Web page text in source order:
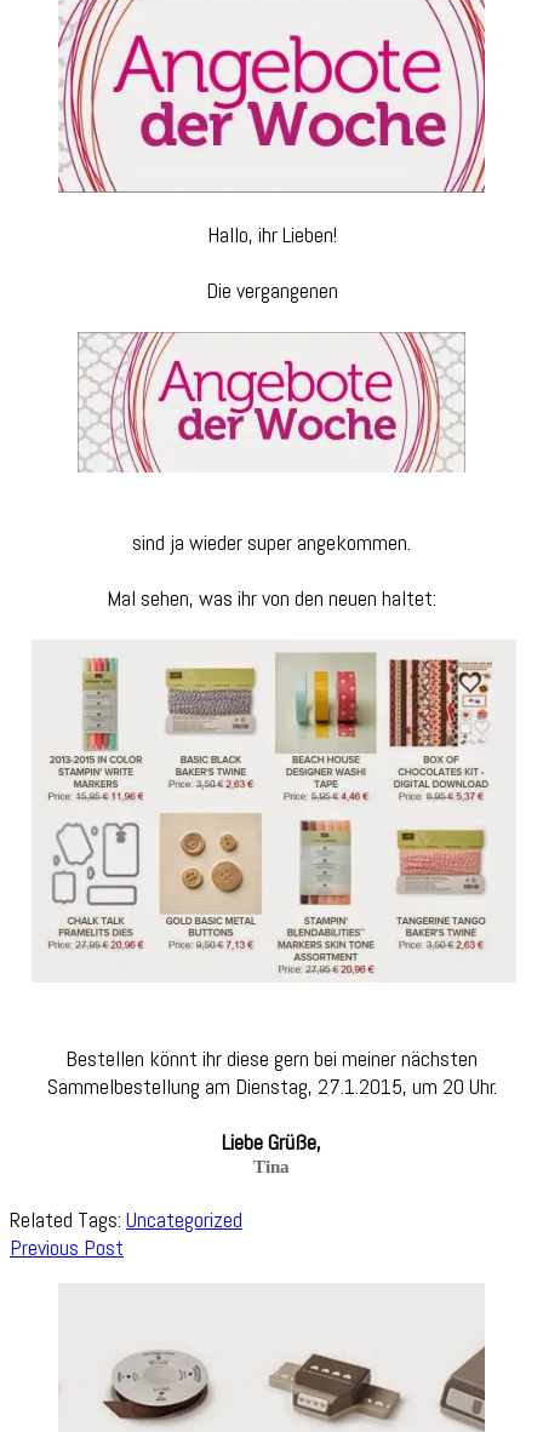
Hallo, ihr Lieben!
Die vergangenen
sind ja wieder super angekommen.
Mal sehen, was ihr von den neuen haltet:
Bestellen könnt ihr diese gern bei meiner nächsten
Sammelbestellung am Dienstag, 27.1.2015, um 20 Uhr.
Liebe Grüße,
Tina
Related Tags: Uncategorized
Post
Previous Post